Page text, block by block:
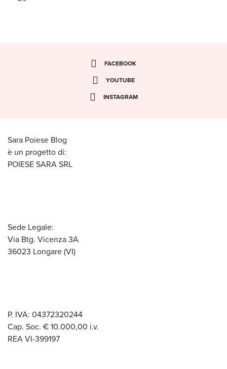
FACEBOOK
YOUTUBE
INSTAGRAM
Sara Poiese Blog
è un progetto di:
POIESE SARA SRL
Sede Legale:
Via Btg. Vicenza 3A
36023 Longare (VI)
P. IVA: 04372320244
Cap. Soc. € 10.000,00 i.v.
REA VI-399197